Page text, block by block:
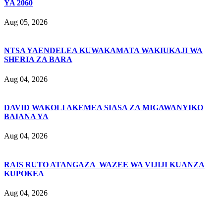
YA 2060
Aug 05, 2026
NTSA YAENDELEA KUWAKAMATA WAKIUKAJI WA
SHERIA ZA BARA
Aug 04, 2026
DAVID WAKOLI AKEMEA SIASA ZA MIGAWANYIKO
BAIANA YA
Aug 04, 2026
RAIS RUTO ATANGAZA WAZEE WA VIJIJI KUANZA
KUPOKEA
Aug 04, 2026